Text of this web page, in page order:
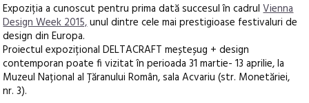
Expoziția a cunoscut pentru prima dată succesul în cadrulVienna
Design Week 2015,unul dintre cele mai prestigioase festivaluri de
design din Europa.
Proiectul expozițional DELTACRAFT meșteșug + design
contemporan poate fi vizitat în perioada 31 martie- 13 aprilie, la
Muzeul Național al Țăranului Român, sala Acvariu (str. Monetăriei,
nr. 3).